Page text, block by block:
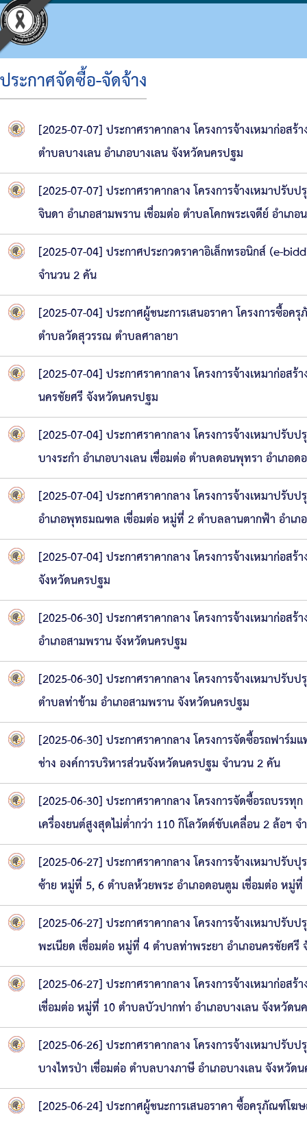
ข้อมูลพื้นฐาน
วิสัยทัศน์
อำนาจหน้าที่
โครงสร้างผู้บริหาร
โครงสร้างฝ่ายการเมือง
โครงสร้างส่วนราชการ
โครงสร้างโรงพยาบาลส่งเสริมสุขภาพตำบลใน
โครงสร้างการบริหารงาน
แผนพัฒนาท้องถิ่น
แผนดำเนินงาน
ผลการดำเนินงาน
รายงานติดตามผลการดำเนินการประจำปี รอบ
รายงานติดตามผลการดำเนินการประจำปี
เงินสะสม
ความก้าวหน้าในการดำเนินงานตามแผนการด
รายงานความก้าวหน้าการจัดซื้อจัดจ้างหรือกา
สรุปผลการจัดซื้อจัดจ้างหรือการจัดหาพัสดุราย
รายงานผลการจัดซื้อจัดจ้างหรือการจัดหาพัสดุ
แผนการบริหารและพัฒนาบุคคล
รายงานผลการบริหารและพัฒนาทรัพยากรบุค
หลักเกณฑ์การบริหารทรัพยากรบุคคล
ข่าวประชาสัมพันธ์
ประชาสัมพันธ์สภา
มติที่ประชุมสภา
รายงานการประชุมสภา
ประกาศจัดซื้อจัดจ้าง
สรุปผลการจัดซื้อจัดจ้าง
หนังสือราชการ
ข่าวประชาสัมพันธ์เพื่อเสริมสร้างคุณธรรมและ
สถิติข้อมูลการให้บริการประชาชน
แนวทางปฏิบัติเรื่องร้องเรียน
ประกาศเจตนารมณ์ นโยบาย No Gift Policy
แผนปฏิบัติการป้องกันการทุจริต
มาตรการส่งเสริมคุณธรรมและความโปร่งใสภ
รายงานผลการดำเนินการเพื่อส่งเสริมคุณธรร
รายงานผลการดำเนินการป้องกันการทุจริต
ประกาศจัดซื้อ-จัดจ้าง
[2025-07-07] ประกาศราคากลาง โครงการจ้างเหมาก่
ตำบลบางเลน อำเภอบางเลน จังหวัดนครปฐม
[2025-07-07] ประกาศราคากลาง โครงการจ้างเหมาป
จินดา อำเภอสามพราน เชื่อมต่อ ตำบลโคกพระเจดีย์ อำเภ
[2025-07-04] ประกาศประกวดราคาอิเล็กทรอนิกส์ (e-
จำนวน 2 คัน
[2025-07-04] ประกาศผู้ชนะการเสนอราคา โครงการซื้อ
ตำบลวัดสุวรรณ ตำบลศาลายา
[2025-07-04] ประกาศราคากลาง โครงการจ้างเหมาก่อ
นครชัยศรี จังหวัดนครปฐม
[2025-07-04] ประกาศราคากลาง โครงการจ้างเหมาป
บางระกำ อำเภอบางเลน เชื่อมต่อ ตำบลดอนพุทรา อำเภอ
[2025-07-04] ประกาศราคากลาง โครงการจ้างเหมาป
อำเภอพุทธมณฑล เชื่อมต่อ หมู่ที่ 2 ตำบลลานตากฟ้า อำเ
[2025-07-04] ประกาศราคากลาง โครงการจ้างเหมาก่อ
จังหวัดนครปฐม
[2025-06-30] ประกาศราคากลาง โครงการจ้างเหมาก่อ
อำเภอสามพราน จังหวัดนครปฐม
[2025-06-30] ประกาศราคากลาง โครงการจ้างเหมาปรั
ตำบลท่าข้าม อำเภอสามพราน จังหวัดนครปฐม
[2025-06-30] ประกาศราคากลาง โครงการจัดซื้อรถฟาร์
ช่าง องค์การบริหารส่วนจังหวัดนครปฐม จำนวน 2 คัน
[2025-06-30] ประกาศราคากลาง โครงการจัดซื้อรถบรร
เครื่องยนต์สูงสุดไม่ต่ำกว่า 110 กิโลวัตต์ขับเคลื่อน 2 ล้อฯ
[2025-06-27] ประกาศราคากลาง โครงการจ้างเหมาปรั
ซ้าย หมู่ที่ 5, 6 ตำบลห้วยพระ อำเภอดอนตูม เชื่อมต่อ หมู่
[2025-06-27] ประกาศราคากลาง โครงการจ้างเหมาป
พะเนียด เชื่อมต่อ หมู่ที่ 4 ตำบลท่าพระยา อำเภอนครชัยศ
[2025-06-27] ประกาศราคากลาง โครงการจ้างเหมาก่
เชื่อมต่อ หมู่ที่ 10 ตำบลบัวปากท่า อำเภอบางเลน จังหวัดน
[2025-06-26] ประกาศราคากลาง โครงการจ้างเหมาป
บางไทรป่า เชื่อมต่อ ตำบลบางภาษี อำเภอบางเลน จังหวัด
[2025-06-24] ประกาศผู้ชนะการเสนอราคา ซื้อครุภัณฑ์โ